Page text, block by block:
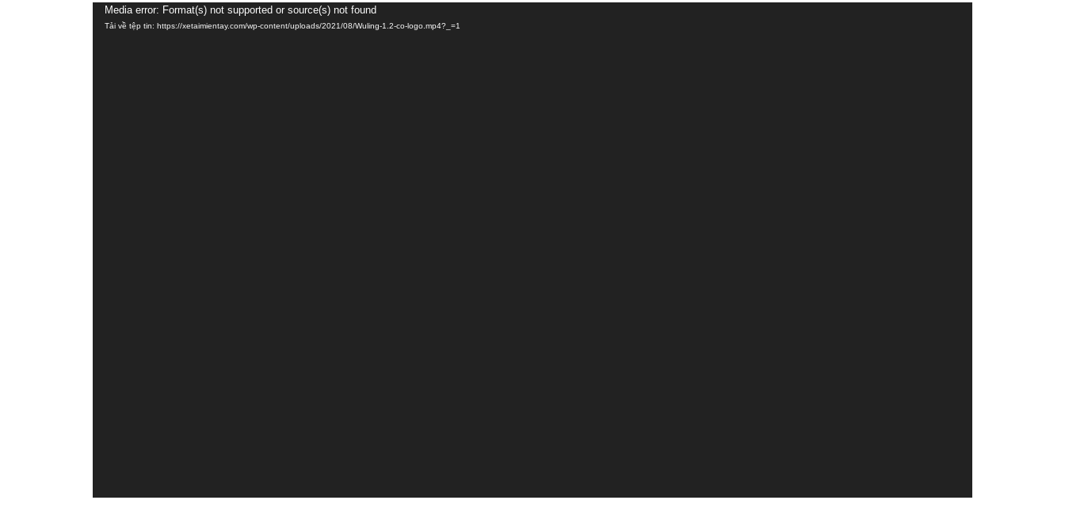
Trình
chơi
Media error: Format(s) not supported or source(s) not found
Tải về tệp tin: https://xetaimientay.com/wp-content/uploads/2021/08/Wuling-1.2-co-logo.mp4?_=1